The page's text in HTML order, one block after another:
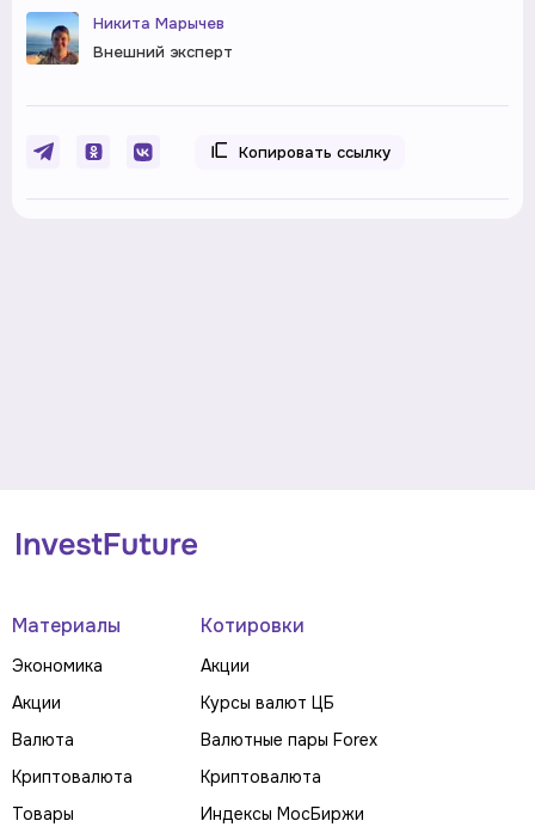
Никита Марычев
Внешний эксперт
Копировать ссылку
Материалы
Экономика
Акции
Валюта
Криптовалюта
Товары
Котировки
Акции
Курсы валют ЦБ
Валютные пары Forex
Криптовалюта
Индексы МосБиржи